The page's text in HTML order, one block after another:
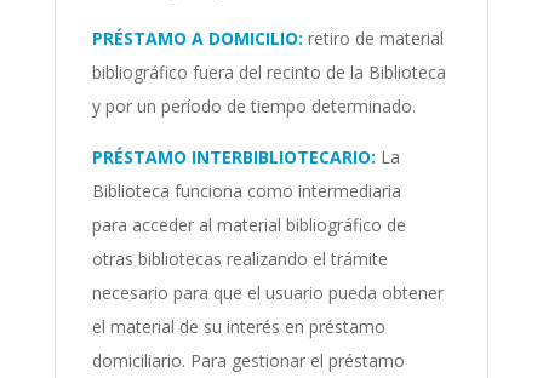
PRÉSTAMO A DOMICILIO: retiro de material
bibliográfico fuera del recinto de la Biblioteca
y por un período de tiempo determinado.
PRÉSTAMO INTERBIBLIOTECARIO: La
Biblioteca funciona como intermediaria
para acceder al material bibliográfico de
otras bibliotecas realizando el trámite
necesario para que el usuario pueda obtener
el material de su interés en préstamo
domiciliario. Para gestionar el préstamo